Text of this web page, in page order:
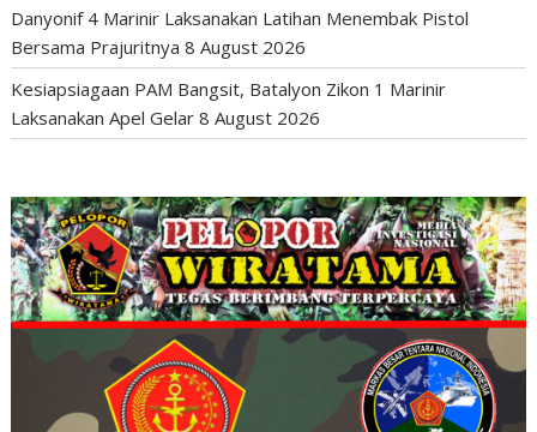
Danyonif 4 Marinir Laksanakan Latihan Menembak Pistol
Bersama Prajuritnya 8 August 2026
Kesiapsiagaan PAM Bangsit, Batalyon Zikon 1 Marinir
Laksanakan Apel Gelar 8 August 2026